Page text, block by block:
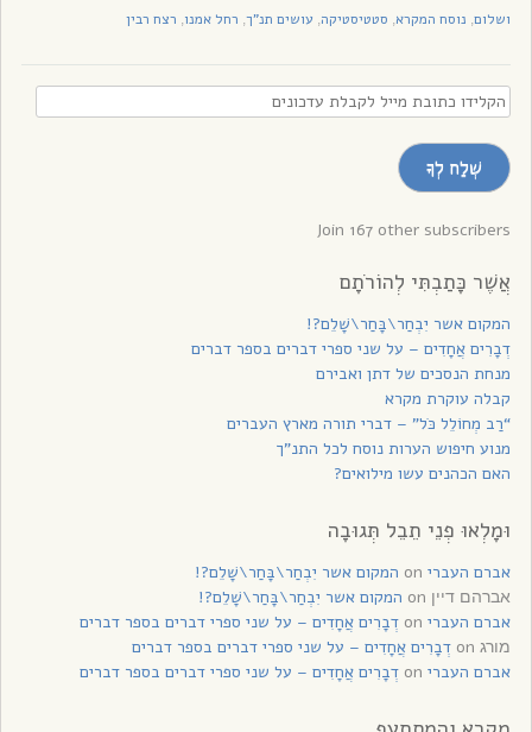
ושלום, נוסח המקרא, סטטיסטיקה, עושים תנ"ך, רחל אמנו, רצח רבין
הקלידו
כתובת
מייל
לקבלת
עדכונים
שְׁלַח לְךָ
Join 167 other subscribers
אֲשֶׁר כָּתַבְתִּי לְהוֹרֹתָם
המקום אשר יִבְחַר\בָּחַר\שָׁלֵם?!
דְבָרִים אֲחָדִים – על שני ספרי דברים בספר דברים
מנחת הנסכים של דתן ואבירם
קבלה עוקרת מקרא
“רַב מְחוֹלֵל כֹּל” – דברי תורה מארץ העברים
מנוע חיפוש הערות נוסח לכל התנ”ך
האם הכהנים עשו מילואים?
וּמָלְאוּ פְנֵי תֵבֵל תְּגוּבָה
אברם העברי המקום אשר יִבְחַר\בָּחַר\שָׁלֵם?!
אברהם דיין
המקום אשר יִבְחַר\בָּחַר\שָׁלֵם?!
אברם העברי
דְבָרִים אֲחָדִים – על שני ספרי דברים בספר דברים
מורג
דְבָרִים אֲחָדִים – על שני ספרי דברים בספר דברים
אברם העברי
דְבָרִים אֲחָדִים – על שני ספרי דברים בספר דברים